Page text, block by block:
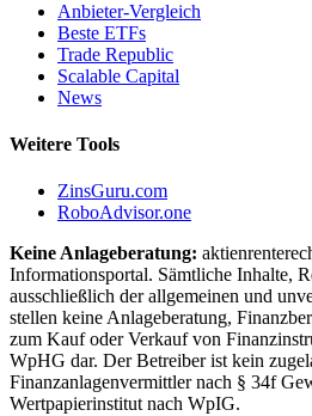
Anbieter-Vergleich
Beste ETFs
Trade Republic
Scalable Capital
News
Weitere Tools
ZinsGuru.com
RoboAdvisor.one
Keine Anlageberatung:
Informationsportal. Sämtliche Inhalte,
ausschließlich der allgemeinen und
stellen keine Anlageberatung,
zum Kauf oder Verkauf von
WpHG dar. Der Betreiber ist kein
Finanzanlagenvermittler nach § 34f
Wertpapierinstitut nach WpIG.